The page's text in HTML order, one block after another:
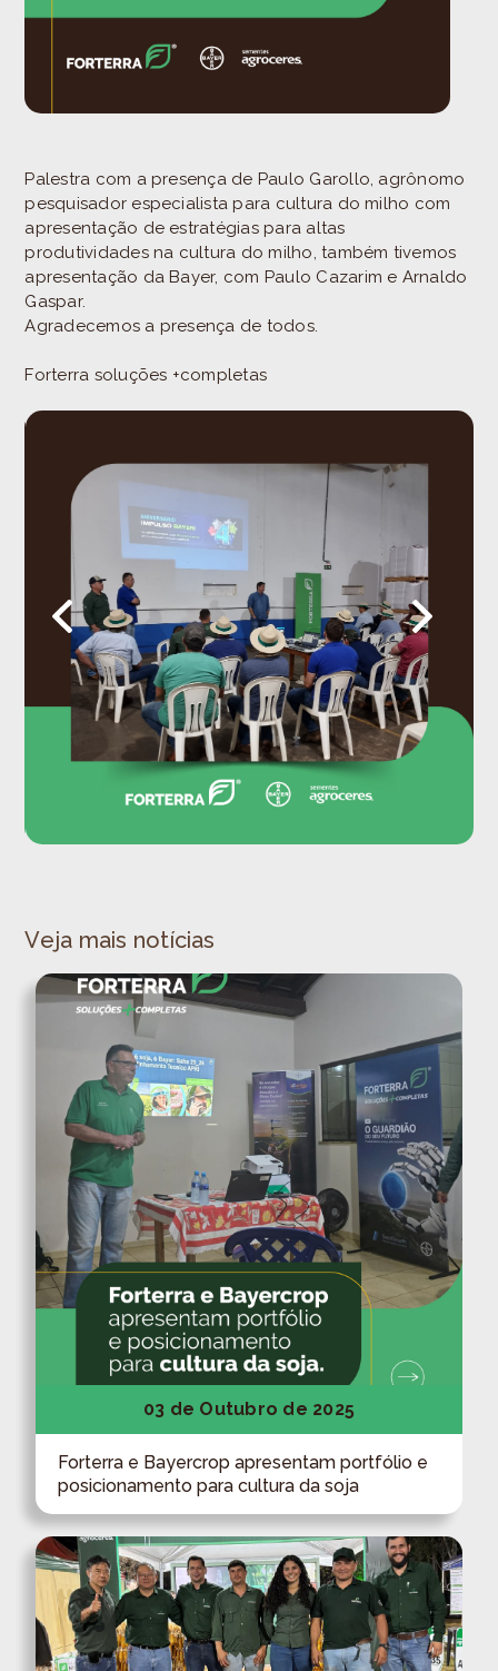
Palestra com a presença de Paulo Garollo, agrônomo
pesquisador especialista para cultura do milho com
apresentação de estratégias para altas
produtividades na cultura do milho, também tivemos
apresentação da Bayer, com Paulo Cazarim e Arnaldo
Gaspar.
Agradecemos a presença de todos.
Forterra soluções +completas
Veja mais notícias
03 de Outubro de 2025
Forterra e Bayercrop apresentam portfólio e
posicionamento para cultura da soja